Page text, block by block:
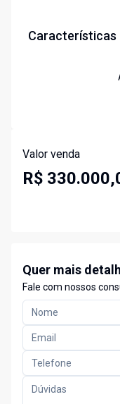
Características
Valor venda
R$
Quer mais
Fale com nossos